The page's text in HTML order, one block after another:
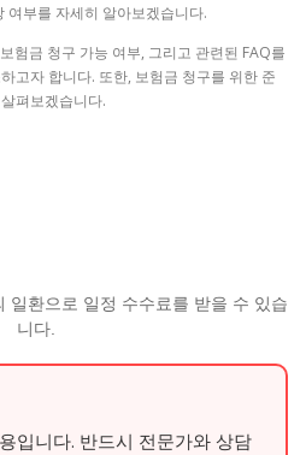
여부를 자세히 알아보겠습니다.
험금 청구 가능 여부, 그리고 관련된 FAQ를
고자 합니다. 또한, 보험금 청구를 위한 준
펴보겠습니다.
일환으로 일정 수수료를 받을 수 있습
니다.
입니다. 반드시 전문가와 상담